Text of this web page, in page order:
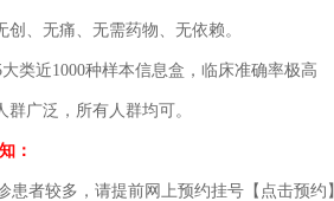
创、无痛、无需药物、无依赖。
类近1000种样本信息盒，临床准确率极高
群广泛，所有人群均可。
：
患者较多，请提前网上预约挂号【 点击预约 】